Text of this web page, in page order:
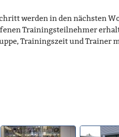
werden in den nächsten
Trainingsteilnehmer
Trainingszeit und Trainer